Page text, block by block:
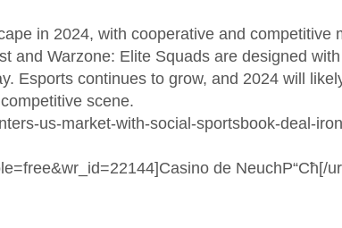
in 2024, with cooperative and competitive
and Warzone: Elite Squads are designed
Esports continues to grow, and 2024 will
scene.
us-market-with-social-sportsbook-deal-
de NeuchР“Сћ[/